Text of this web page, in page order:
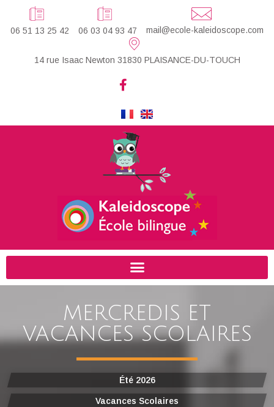
06 51 13 25 42 06 03 04 93 47 mail@ecole-kaleidoscope.com
14 rue Isaac Newton 31830 PLAISANCE-DU-TOUCH
MERCREDIS ET
VACANCES SCOLAIRES
Été 2026
Vacances Scolaires